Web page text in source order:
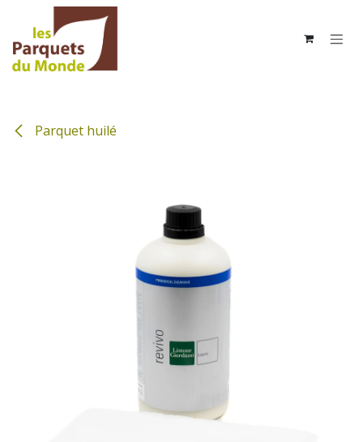
Se rendre au contenu
Parquet huilé